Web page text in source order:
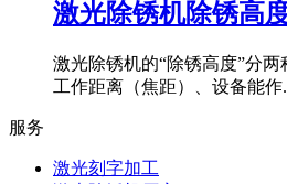
激光除锈机除锈高
激光除锈机的“除锈高度”分
工作距离（焦距）、设备能作
服务
激光刻字加工